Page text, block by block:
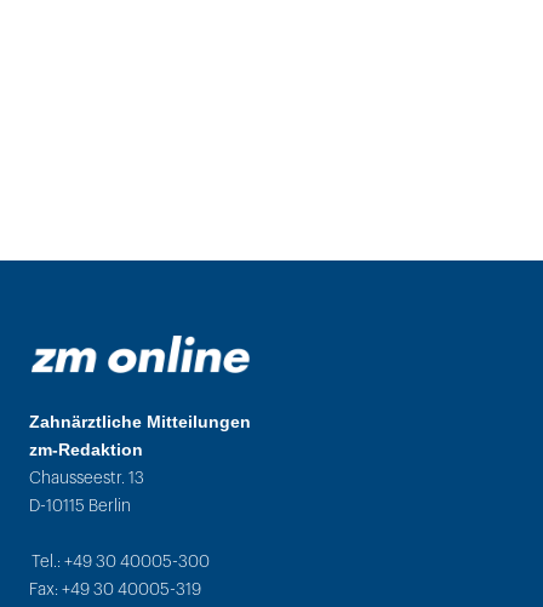
Zahnärztliche Mitteilungen
zm-Redaktion
Chausseestr. 13
D-10115 Berlin
Tel.: +49 30 40005-300
Fax: +49 30 40005-319